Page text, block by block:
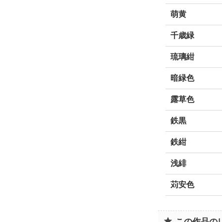
萌黄
千歳緑
琉璃紺
暗緑色
露草色
鉄黒
鉄紺
浅緋
苅安色